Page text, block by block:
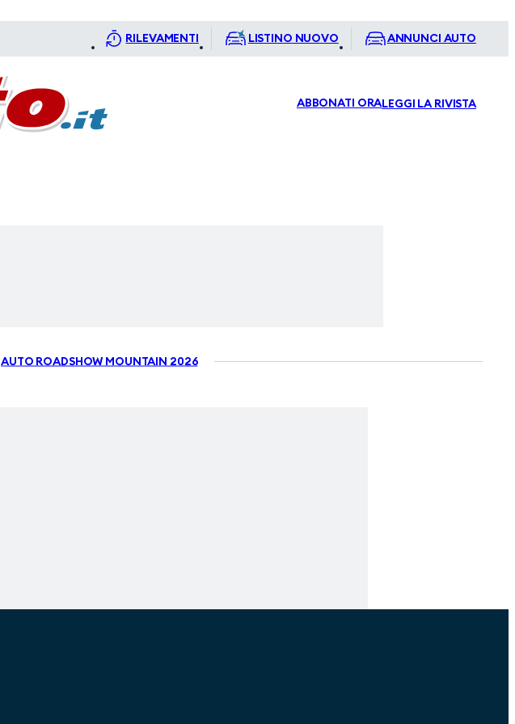
RILEVAMENTI LISTINO NUOVO ANNUNCI AUTO
ABBONATI ORALEGGI LA RIVISTA
AUTO ROADSHOW MOUNTAIN 2026